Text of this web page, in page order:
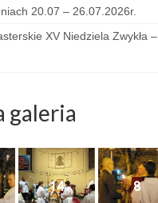
02.04.2026
04.04.2026
Miłosierdzia 12.04.2026
20.07 – 26.07.2026r.
XV Niedziela Zwykła –
galeria
14 8